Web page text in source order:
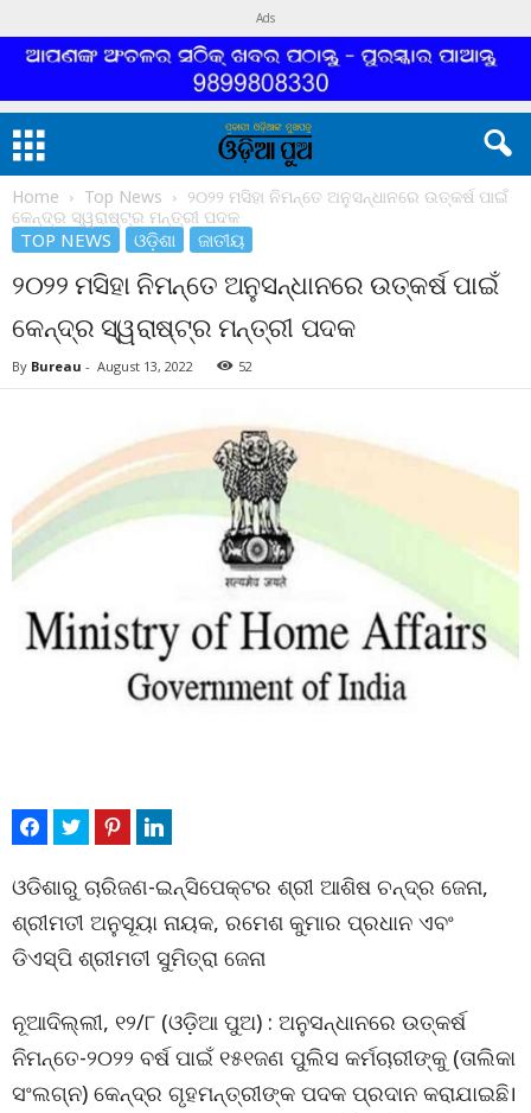
Ads
Home Top News
୨୦୨୨ ମସିହା ନିମନ୍ତେ ଅନୁସନ୍ଧାନରେ ଉତ୍କର୍ଷ ପାଇଁ
କେନ୍ଦ୍ର ସ୍ୱରାଷ୍ଟ୍ର ମନ୍ତ୍ରୀ ପଦକ
TOP NEWS ଓଡ଼ିଶା ଜାତୀୟ
୨୦୨୨ ମସିହା ନିମନ୍ତେ ଅନୁସନ୍ଧାନରେ ଉତ୍କର୍ଷ ପାଇଁ
କେନ୍ଦ୍ର ସ୍ୱରାଷ୍ଟ୍ର ମନ୍ତ୍ରୀ ପଦକ
By Bureau - August 13, 2022 52
ଓଡିଶାରୁ ଚାରିଜଣ-ଇନ୍ସିପେକ୍ଟର ଶ୍ରୀ ଆଶିଷ ଚନ୍ଦ୍ର ଜେନା,
ଶ୍ରୀମତୀ ଅନୁସୂୟା ନାୟକ, ରମେଶ କୁମାର ପ୍ରଧାନ ଏବଂ
ଡିଏସ୍‌ପି ଶ୍ରୀମତୀ ସୁମିତ୍ରା ଜେନା
ନୂଆଦିଲ୍ଲୀ, ୧୨/୮ (ଓଡ଼ିଆ ପୁଅ) : ଅନୁସନ୍ଧାନରେ ଉତ୍କର୍ଷ
ନିମନ୍ତେ-୨୦୨୨ ବର୍ଷ ପାଇଁ ୧୫୧ଜଣ ପୁଲିସ କର୍ମଚାରୀଙ୍କୁ (ତାଲିକା
ସଂଲଗ୍ନ) କେନ୍ଦ୍ର ଗୃହମନ୍ତ୍ରୀଙ୍କ ପଦକ ପ୍ରଦାନ କରାଯାଇଛି।